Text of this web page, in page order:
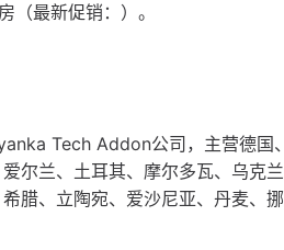
最新促销：）。
Tech Addon公司，主营德国
尔兰、土耳其、摩尔多瓦、乌克
腊、立陶宛、爱沙尼亚、丹麦、